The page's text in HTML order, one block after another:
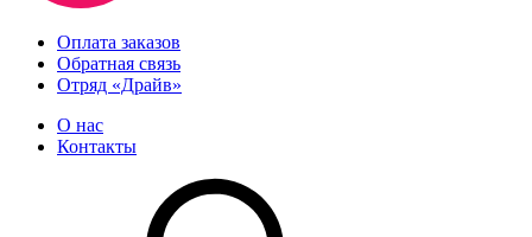
Оплата заказов
Обратная связь
Отряд «Драйв»
О нас
Контакты